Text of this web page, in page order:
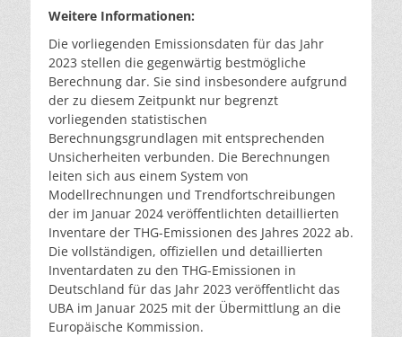
Weitere Informationen:
Die vorliegenden Emissionsdaten für das Jahr
2023 stellen die gegenwärtig bestmögliche
Berechnung dar. Sie sind insbesondere aufgrund
der zu diesem Zeitpunkt nur begrenzt
vorliegenden statistischen
Berechnungsgrundlagen mit entsprechenden
Unsicherheiten verbunden. Die Berechnungen
leiten sich aus einem System von
Modellrechnungen und Trendfortschreibungen
der im Januar 2024 veröffentlichten detaillierten
Inventare der THG-Emissionen des Jahres 2022 ab.
Die vollständigen, offiziellen und detaillierten
Inventardaten zu den THG-Emissionen in
Deutschland für das Jahr 2023 veröffentlicht das
UBA im Januar 2025 mit der Übermittlung an die
Europäische Kommission.